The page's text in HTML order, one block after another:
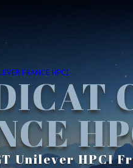
Unilever HPCI